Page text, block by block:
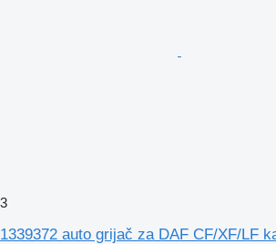
3
1339372 auto grijač za DAF CF/XF/LF